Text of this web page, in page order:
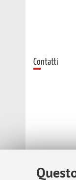
Contatti
Risorse in